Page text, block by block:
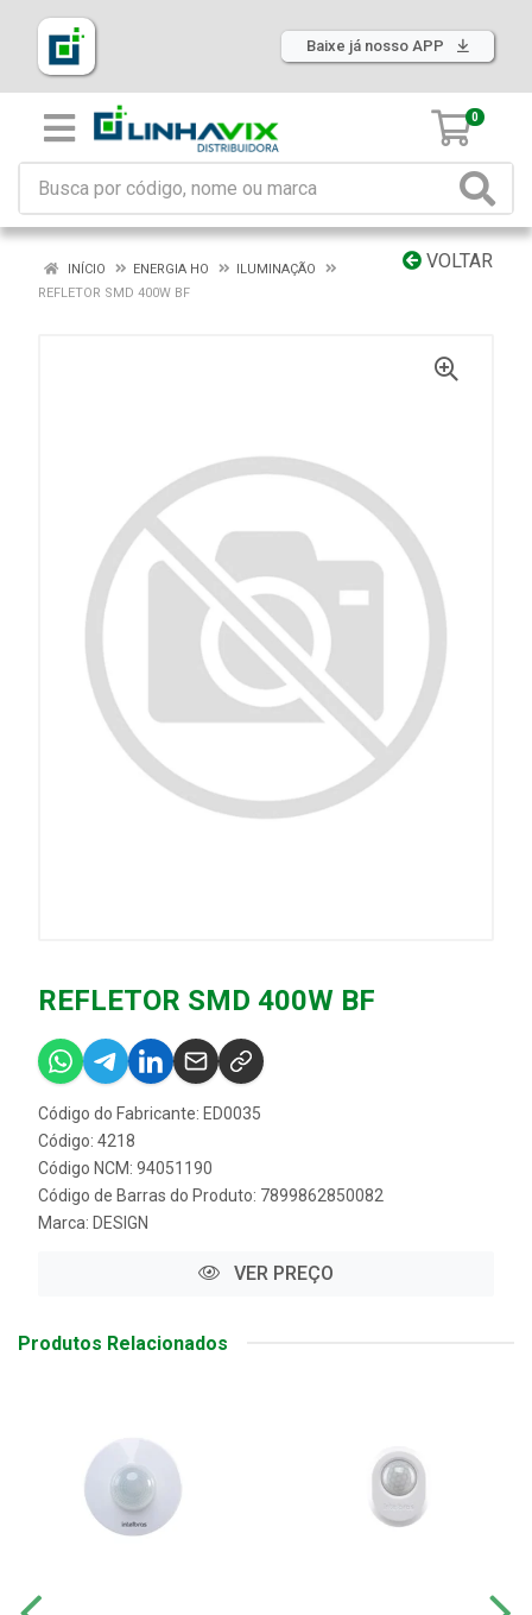
Baixe já nosso APP
0
VOLTAR
INÍCIO ENERGIA HO
ILUMINAÇÃO
REFLETOR SMD 400W BF
REFLETOR SMD 400W BF
Código do Fabricante: ED0035
Código: 4218
Código NCM: 94051190
Código de Barras do Produto: 7899862850082
Marca: DESIGN
VER PREÇO
Produtos Relacionados